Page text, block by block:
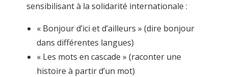
sensibilisant à la solidarité internationale :
« Bonjour d’ici et d’ailleurs » (dire bonjour
dans différentes langues)
« Les mots en cascade » (raconter une
histoire à partir d’un mot)